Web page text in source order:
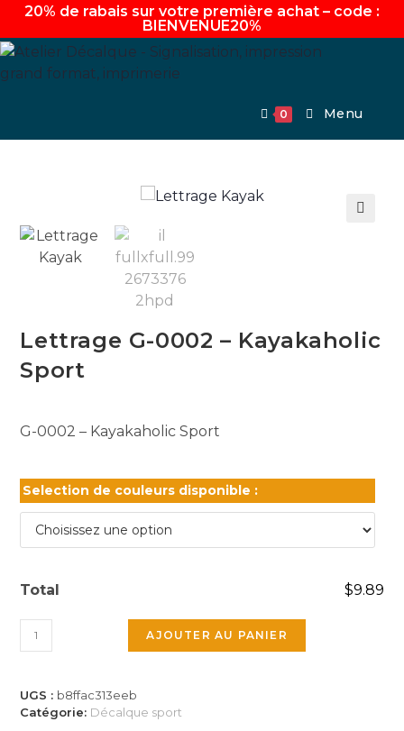
20% de rabais sur votre première achat – code :
BIENVENUE20%
Aller
contenu
0 Menu
Lettrage G-0002 – Kayakaholic
Sport
G-0002 – Kayakaholic Sport
Selection de couleurs disponible :
Total $9.89
0002
-
AJOUTER AU PANIER
UGS : b8ffac313eeb
Catégorie: Décalque sport